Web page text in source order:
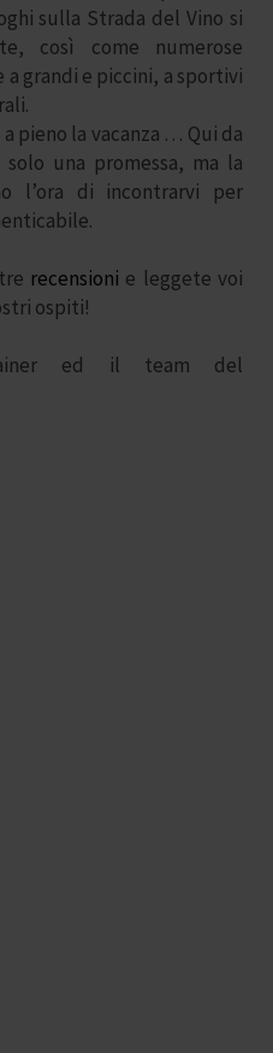
sulla Strada del Vino si
così come numerose
a grandi e piccini, a sportivi
pieno la vacanza … Qui da
una promessa, ma la
l’ora di incontrarvi per
recensioni e leggete voi
ospiti!
ed il team del